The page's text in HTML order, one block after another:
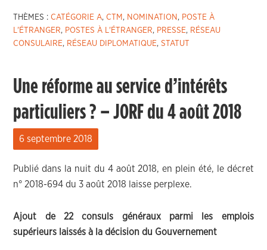
THÈMES :CATÉGORIE A,CTM , NOMINATION , POSTE À
L'ÉTRANGER, POSTES À L'ÉTRANGER, PRESSE, RÉSEAU
CONSULAIRE, RÉSEAU DIPLOMATIQUE,STATUT
Une réforme au service d’intérêts
particuliers ? – JORF du 4 août 2018
6 septembre 2018
Publié dans la nuit du 4 août 2018, en plein été, le décret
n° 2018-694 du 3 août 2018 laisse perplexe.
Ajout de 22 consuls généraux parmi les emplois
supérieurs laissés à la décision du Gouvernement